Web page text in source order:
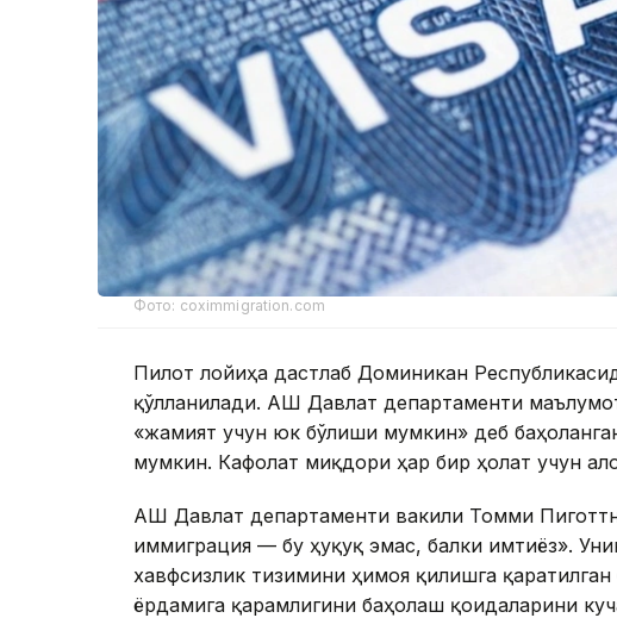
Фото: coximmigration.com
Пилот лойиҳа дастлаб Доминикан
қўлланилади. АҚШ Давлат департаменти
«жамият учун юк бўлиши мумкин» деб
мумкин. Кафолат миқдори ҳар бир ҳолат учун
АҚШ Давлат департаменти вакили Томми
иммиграция — бу ҳуқуқ эмас, балки имтиёз».
хавфсизлик тизимини ҳимоя қилишга
ёрдамига қарамлигини баҳолаш қоидаларини